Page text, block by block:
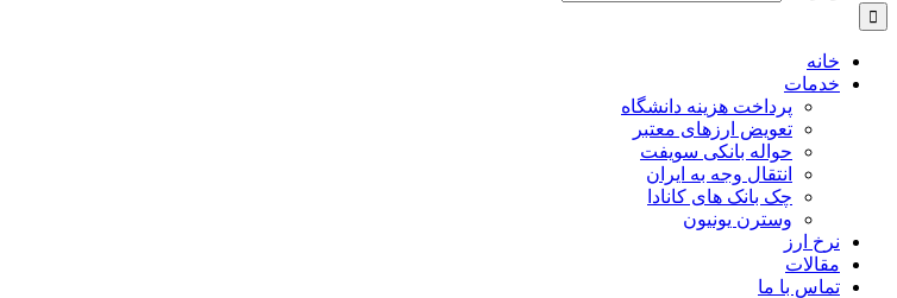
خانه
خدمات
پرداخت هزینه دانشگاه
تعویض ارزهای معتبر
حواله بانکی سویفت
انتقال وجه به ایران
چک بانک های کانادا
وسترن یونیون
نرخ ارز
مقالات
تماس با ما